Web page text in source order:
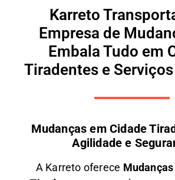
Karreto
Empresa de
Embala Tudo em
Tiradentes e
Mudanças em Cidade
Agilidade e
A Karreto oferece M